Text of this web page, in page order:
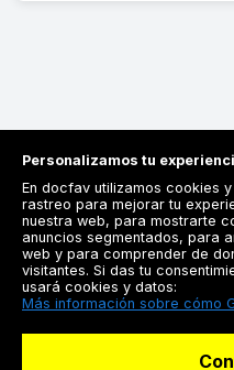
Docfav
Personalizamos tu
En docfav utilizamos cookies
rastreo para mejorar tu
nuestra web, para mostrarte
anuncios segmentados, para
web y para comprender de
visitantes. Si das tu
usará cookies y datos:
Más información sobre cómo